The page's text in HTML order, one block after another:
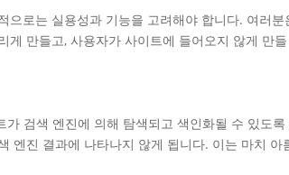
로는 실용성과 기능을 고려해야 합니다. 여러분
만들고, 사용자가 사이트에 들어오지 않게 만
검색 엔진에 의해 탐색되고 색인화될 수 있도록
엔진 결과에 나타나지 않게 됩니다. 이는 마치 아